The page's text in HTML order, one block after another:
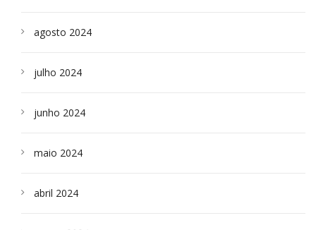
agosto 2024
julho 2024
junho 2024
maio 2024
abril 2024